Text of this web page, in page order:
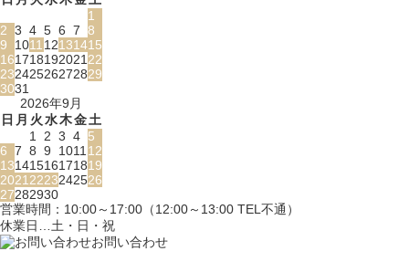
1
2 3 4 5 6 7 8
9
1011 12131415
161718192021 22
23242526272829
3031
2026年9月
日 月 火水木金土
1
2 3 4 5
6 7 8 9 1011 12
13141516171819
2021 2223242526
27282930
営業時間：10:00～17:00（12:00～13:00 TEL不通）
休業日…土・日・祝
お問い合わせ